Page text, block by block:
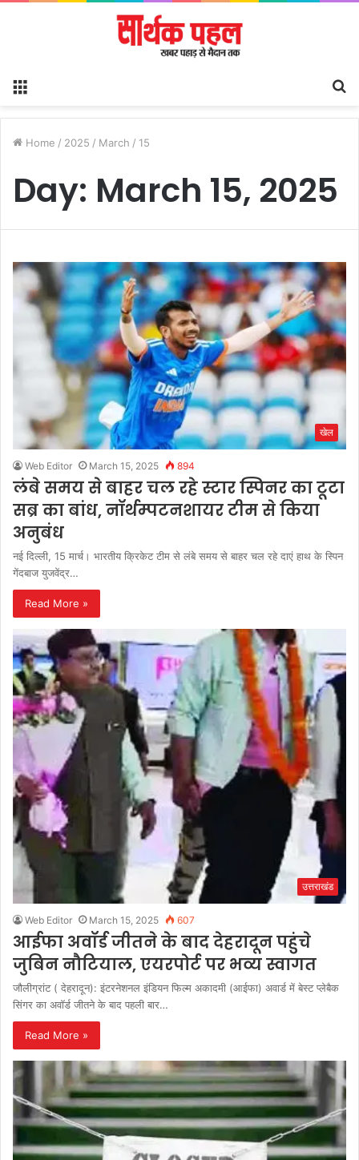
Home / 2025 / March / 15
Day: March 15, 2025
खेल
Web Editor March 15, 2025 894
लंबे समय से बाहर चल रहे स्टार स्पिनर का टूटा
सब्र का बांध, नॉर्थम्पटनशायर टीम से किया
अनुबंध
नई दिल्ली, 15 मार्च। भारतीय क्रिकेट टीम से लंबे समय से बाहर चल रहे दाएं हाथ के स्पिन
गेंदबाज युजवेंद्र…
Read More »
उत्तराखंड
Web Editor March 15, 2025 607
आईफा अवॉर्ड जीतने के बाद देहरादून पहुंचे
जुबिन नौटियाल, एयरपोर्ट पर भव्य स्वागत
जौलीग्रांट ( देहरादून): इंटरनेशनल इंडियन फिल्म अकादमी (आईफा) अवार्ड में बेस्ट प्लेबैक
सिंगर का अवॉर्ड जीतने के बाद पहली बार…
Read More »